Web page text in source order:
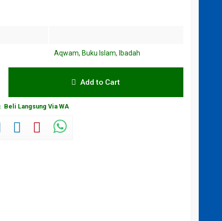
Aqwam, Buku Islam, Ibadah
Add to Cart
Beli Langsung Via WA